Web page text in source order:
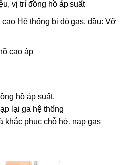
vị trí đồng hồ áp suất
Hệ thống bị dò gas, dầu: Vỡ
cao áp
hồ áp suất.
lại ga hệ thống
khắc phục chỗ hở, nạp gas